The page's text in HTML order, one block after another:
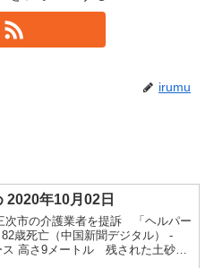
irumu
2020年10月02日
次市の介護業者を提訴 「ヘルパー
歳死亡（中国新聞デジタル） -
ス 高さ9メートル 残された土砂の